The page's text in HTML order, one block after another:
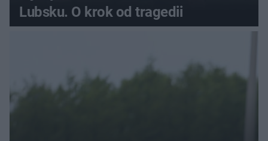
Lubsku. O krok od tragedii